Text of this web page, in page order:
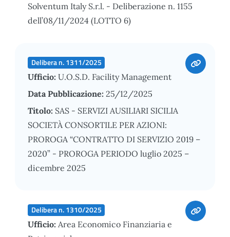
Solventum Italy S.r.l. - Deliberazione n. 1155
dell’08/11/2024 (LOTTO 6)
Delibera n. 1311/2025
Ufficio: U.O.S.D. Facility Management
Data Pubblicazione: 25/12/2025
Titolo: SAS - SERVIZI AUSILIARI SICILIA
SOCIETÀ CONSORTILE PER AZIONI:
PROROGA “CONTRATTO DI SERVIZIO 2019 –
2020” - PROROGA PERIODO luglio 2025 –
dicembre 2025
Delibera n. 1310/2025
Ufficio: Area Economico Finanziaria e